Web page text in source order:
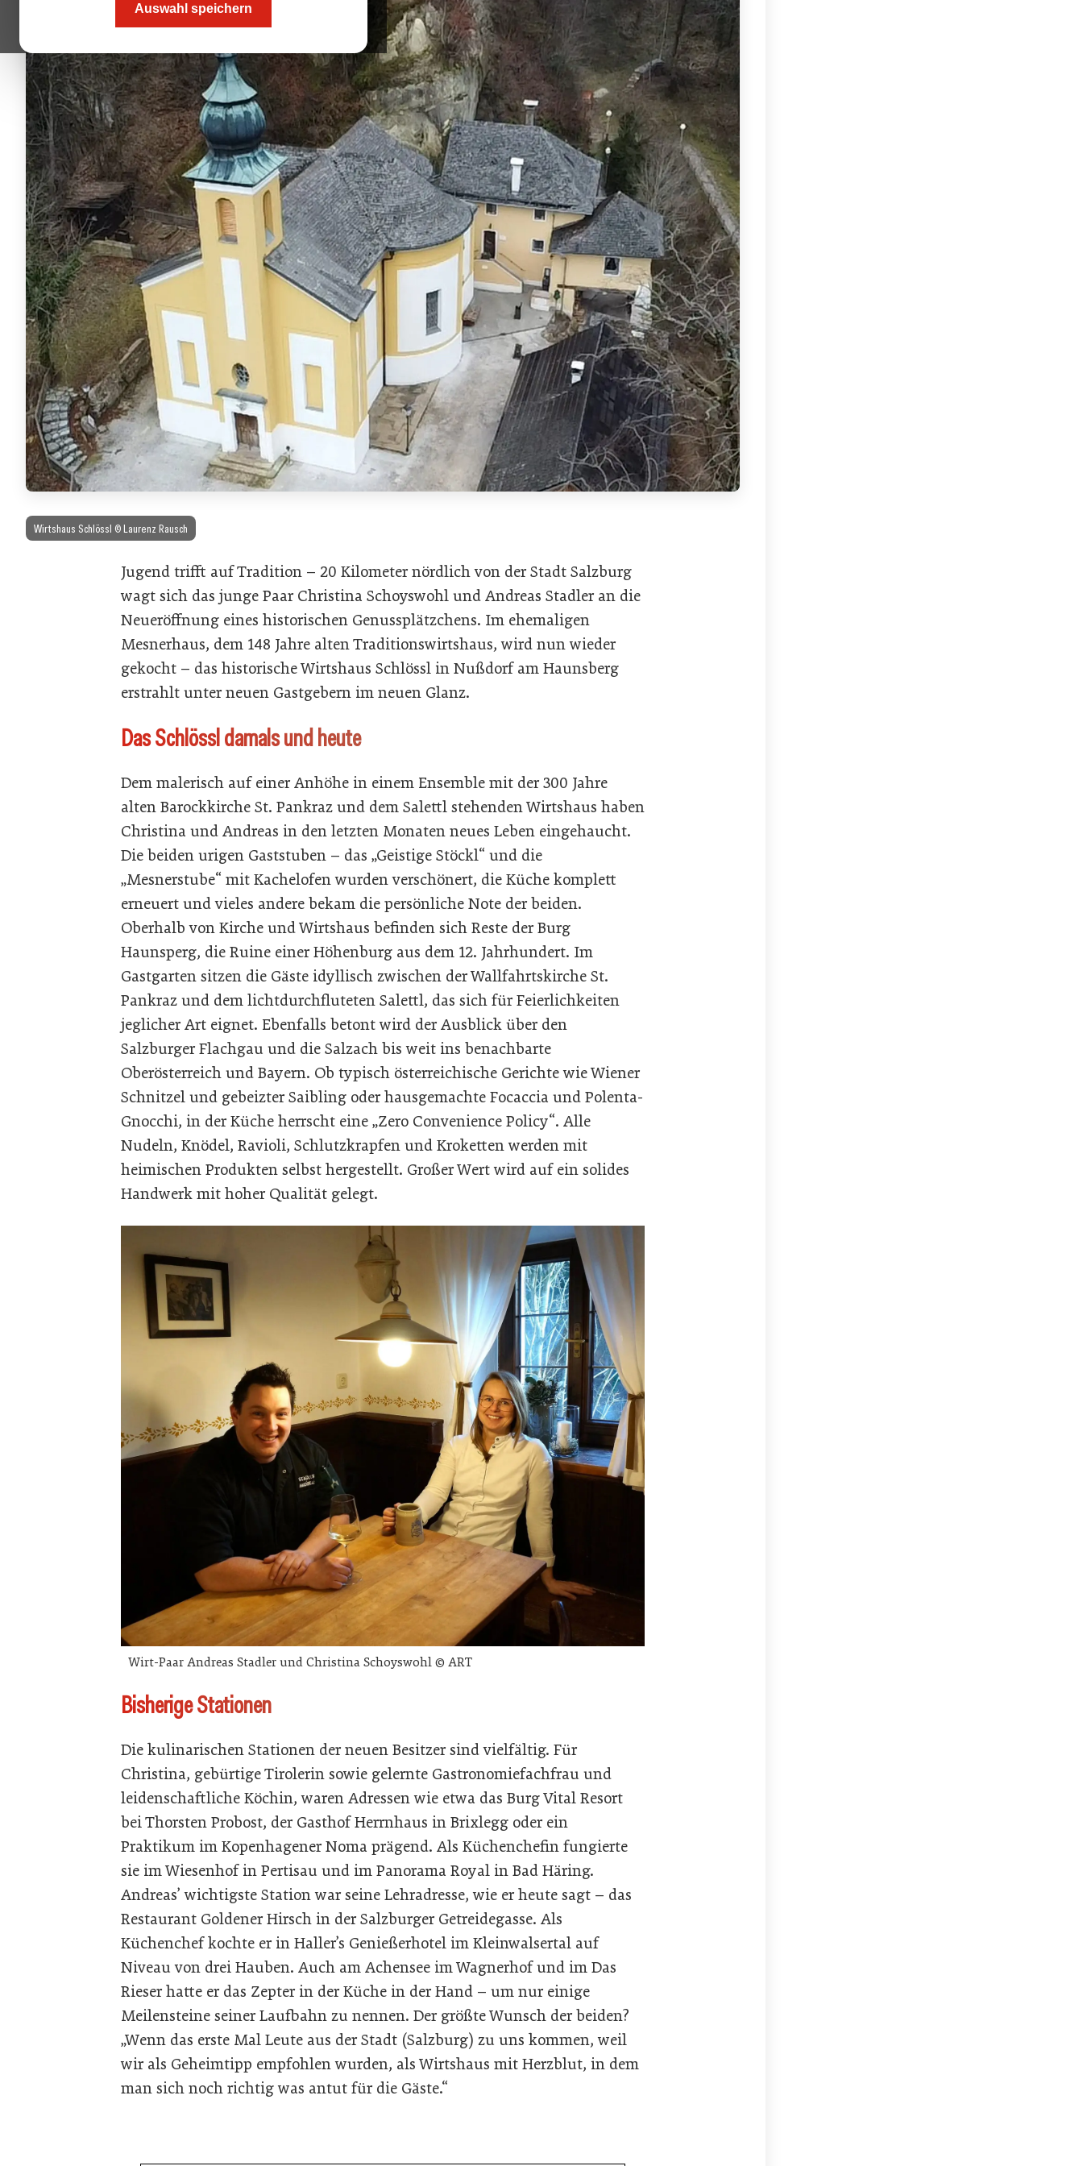
Auswahl speichern
Wirtshaus Schlössl © Laurenz Rausch
Jugend trifft auf Tradition – 20 Kilometer nördlich von der Stadt Salzburg
wagt sich das junge Paar Christina Schoyswohl und Andreas Stadler an die
Neueröffnung eines historischen Genussplätzchens. Im ehemaligen
Mesnerhaus, dem 148 Jahre alten Traditionswirtshaus, wird nun wieder
gekocht – das historische Wirtshaus Schlössl in Nußdorf am Haunsberg
erstrahlt unter neuen Gastgebern im neuen Glanz.
Das Schlössl damals und heute
Dem malerisch auf einer Anhöhe in einem Ensemble mit der 300 Jahre
alten Barockkirche St. Pankraz und dem Salettl stehenden Wirtshaus haben
Christina und Andreas in den letzten Monaten neues Leben eingehaucht.
Die beiden urigen Gaststuben – das „Geistige Stöckl“ und die
„Mesnerstube“ mit Kachelofen wurden verschönert, die Küche komplett
erneuert und vieles andere bekam die persönliche Note der beiden.
Oberhalb von Kirche und Wirtshaus befinden sich Reste der Burg
Haunsperg, die Ruine einer Höhenburg aus dem 12. Jahrhundert. Im
Gastgarten sitzen die Gäste idyllisch zwischen der Wallfahrtskirche St.
Pankraz und dem lichtdurchfluteten Salettl, das sich für Feierlichkeiten
jeglicher Art eignet. Ebenfalls betont wird der Ausblick über den
Salzburger Flachgau und die Salzach bis weit ins benachbarte
Oberösterreich und Bayern. Ob typisch österreichische Gerichte wie Wiener
Schnitzel und gebeizter Saibling oder hausgemachte Focaccia und Polenta-
Gnocchi, in der Küche herrscht eine „Zero Convenience Policy“. Alle
Nudeln, Knödel, Ravioli, Schlutzkrapfen und Kroketten werden mit
heimischen Produkten selbst hergestellt. Großer Wert wird auf ein solides
Handwerk mit hoher Qualität gelegt.
Wirt-Paar Andreas Stadler und Christina Schoyswohl © ART
Bisherige Stationen
Die kulinarischen Stationen der neuen Besitzer sind vielfältig. Für
Christina, gebürtige Tirolerin sowie gelernte Gastronomiefachfrau und
leidenschaftliche Köchin, waren Adressen wie etwa das Burg Vital Resort
bei Thorsten Probost, der Gasthof Herrnhaus in Brixlegg oder ein
Praktikum im Kopenhagener Noma prägend. Als Küchenchefin fungierte
sie im Wiesenhof in Pertisau und im Panorama Royal in Bad Häring.
Andreas’ wichtigste Station war seine Lehradresse, wie er heute sagt – das
Restaurant Goldener Hirsch in der Salzburger Getreidegasse. Als
Küchenchef kochte er in Haller’s Genießerhotel im Kleinwalsertal auf
Niveau von drei Hauben. Auch am Achensee im Wagnerhof und im Das
Rieser hatte er das Zepter in der Küche in der Hand – um nur einige
Meilensteine seiner Laufbahn zu nennen. Der größte Wunsch der beiden?
„Wenn das erste Mal Leute aus der Stadt (Salzburg) zu uns kommen, weil
wir als Geheimtipp empfohlen wurden, als Wirtshaus mit Herzblut, in dem
man sich noch richtig was antut für die Gäste.“